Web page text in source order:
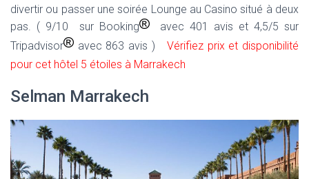
divertir ou passer une soirée Lounge au Casino situé à deux
pas. ( 9/10 sur Booking
avec 401 avis et 4,5/5 sur
Tripadvisor
avec 863 avis ) Vérifiez prix et disponibilité
pour cet hôtel 5 étoiles à Marrakech
Selman Marrakech